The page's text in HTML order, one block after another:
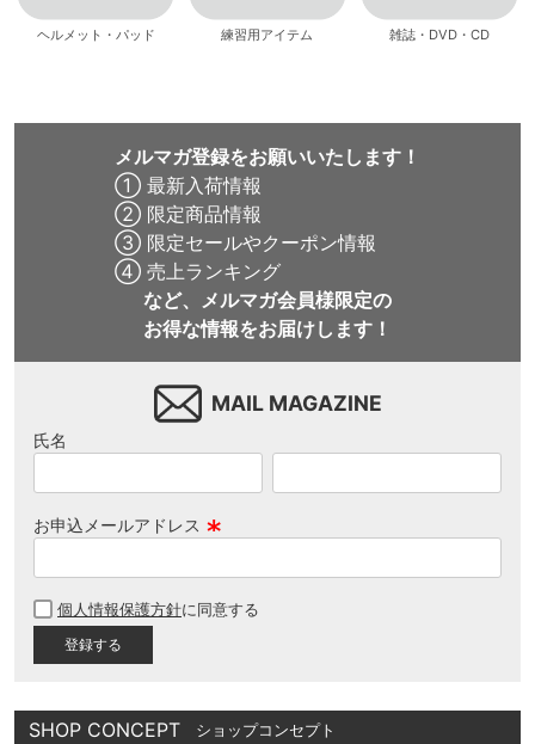
ヘルメット・パッド 練習用アイテム 雑誌・DVD・CD
メルマガ登録をお願いいたします！
① 最新入荷情報
② 限定商品情報
③ 限定セールやクーポン情報
④ 売上ランキング
など、メルマガ会員様限定の
お得な情報をお届けします！
MAIL MAGAZINE
氏名
お申込メールアドレス
須
個人情報保護方針に同意する
SHOP CONCEPT ショップコンセプト